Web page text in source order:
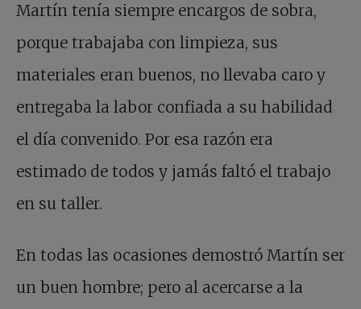
Martín tenía siempre encargos de sobra,
porque trabajaba con limpieza, sus
materiales eran buenos, no llevaba caro y
entregaba la labor confiada a su habilidad
el día convenido. Por esa razón era
estimado de todos y jamás faltó el trabajo
en su taller.
En todas las ocasiones demostró Martín ser
un buen hombre; pero al acercarse a la